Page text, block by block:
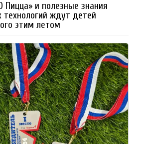
Пицца» и полезные знания
ждут детей
этим летом